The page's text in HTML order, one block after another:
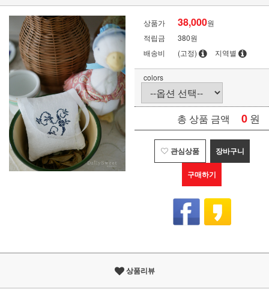
상품가 38,000원
적립금
380원
배송비
(고정) 지역별
colors
총 상품 금액 0 원
관심상품 장바구니
구매하기
상품리뷰